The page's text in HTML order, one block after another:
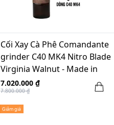
Cối Xay Cà Phê Comandante
grinder C40 MK4 Nitro Blade
Virginia Walnut - Made in
Germany
7.020.000 ₫
7.800.000 ₫
Giảm giá